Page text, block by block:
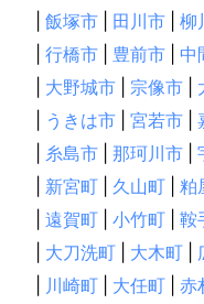
福岡県】
筑後市 みやま市 大
久留米市
大牟田市
うきは市
那珂川市
太宰府市
大野城市
桂川町
須恵町 嘉麻
篠栗町
添田町 川崎
大任町
糸田町 赤村
小竹町
みやこ町 福
福津市
鞍手町 豊前
飯塚市 田川市 柳
行橋市 豊前市 中
大野城市 宗像市
うきは市 宮若市
糸島市 那珂川市
新宮町 久山町 粕
遠賀町 小竹町 鞍
大刀洗町 大木町
川崎町 大任町 赤